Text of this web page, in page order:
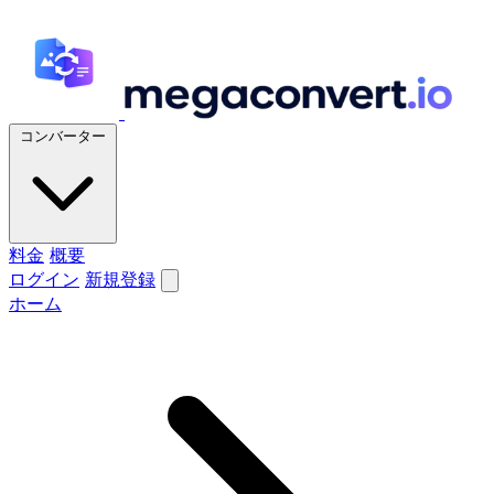
コンバーター
料金 概要
ログイン 新規登録
ホーム